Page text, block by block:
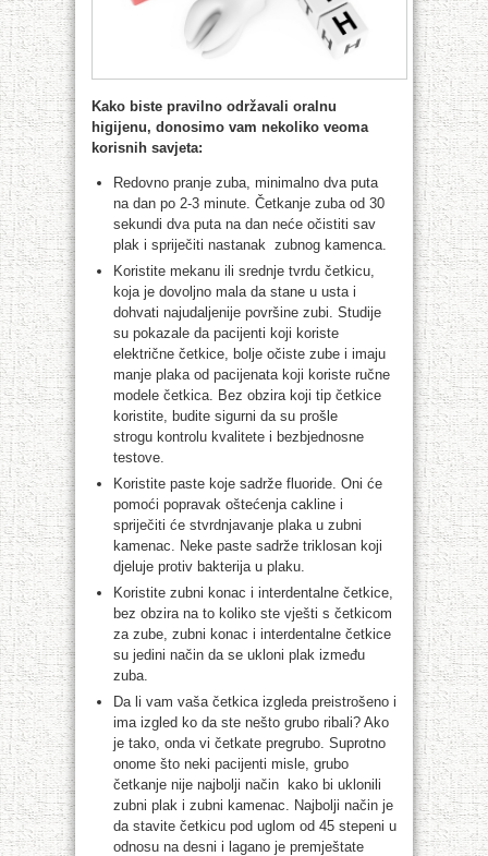
Kako biste pravilno održavali oralnu
higijenu, donosimo vam nekoliko veoma
korisnih savjeta:
Redovno pranje zuba, minimalno dva puta
na dan po 2-3 minute. Četkanje zuba od 30
sekundi dva puta na dan neće očistiti sav
plak i spriječiti nastanak zubnog kamenca.
Koristite mekanu ili srednje tvrdu četkicu,
koja je dovoljno mala da stane u usta i
dohvati najudaljenije površine zubi. Studije
su pokazale da pacijenti koji koriste
električne četkice, bolje očiste zube i imaju
manje plaka od pacijenata koji koriste ručne
modele četkica. Bez obzira koji tip četkice
koristite, budite sigurni da su prošle
strogu kontrolu kvalitete i bezbjednosne
testove.
Koristite paste koje sadrže fluoride. Oni će
pomoći popravak oštećenja cakline i
spriječiti će stvrdnjavanje plaka u zubni
kamenac. Neke paste sadrže triklosan koji
djeluje protiv bakterija u plaku.
Koristite zubni konac i interdentalne četkice,
bez obzira na to koliko ste vješti s četkicom
za zube, zubni konac i interdentalne četkice
su jedini način da se ukloni plak između
zuba.
Da li vam vaša četkica izgleda preistrošeno i
ima izgled ko da ste nešto grubo ribali? Ako
je tako, onda vi četkate pregrubo. Suprotno
onome što neki pacijenti misle, grubo
četkanje nije najbolji način kako bi uklonili
zubni plak i zubni kamenac. Najbolji način je
da stavite četkicu pod uglom od 45 stepeni u
odnosu na desni i lagano je premještate